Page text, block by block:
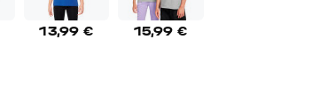
13,99 € 15,99 €